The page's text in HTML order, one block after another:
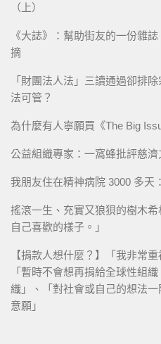
（上）
《大誌》：幫助街友的一份雜
摘
「財團法人法」三讀通過卻排
法可管？
為什麼有人寧願買《The Big
公益組織專家：一窩蜂批評慈
我朋友住在精神病院 3000 多天
搖滾一生、充實又狼狽的樹木
自己喜歡的樣子。」
【捐款人想什麼？】「我非常
「暫時不會想再捐給全球性組
織」、「對社會或自己的想法
意願」